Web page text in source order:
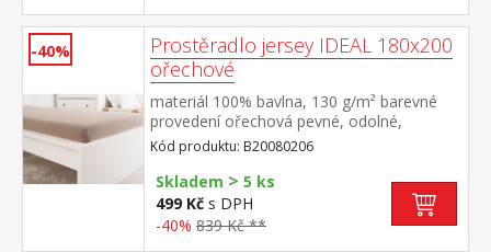
-40%
Prostěradlo jersey IDEAL 180x200
ořechové
materiál 100% bavlna, 130 g/m² barevné
provedení ořechová pevné, odolné,
stálobarevné, obšito gumou pro matrace
do výšky 25 cm pratelné do 60 °C
Kód produktu: B20080206
Skladem > 5 ks
499 Kč s DPH
-40% 839 Kč **